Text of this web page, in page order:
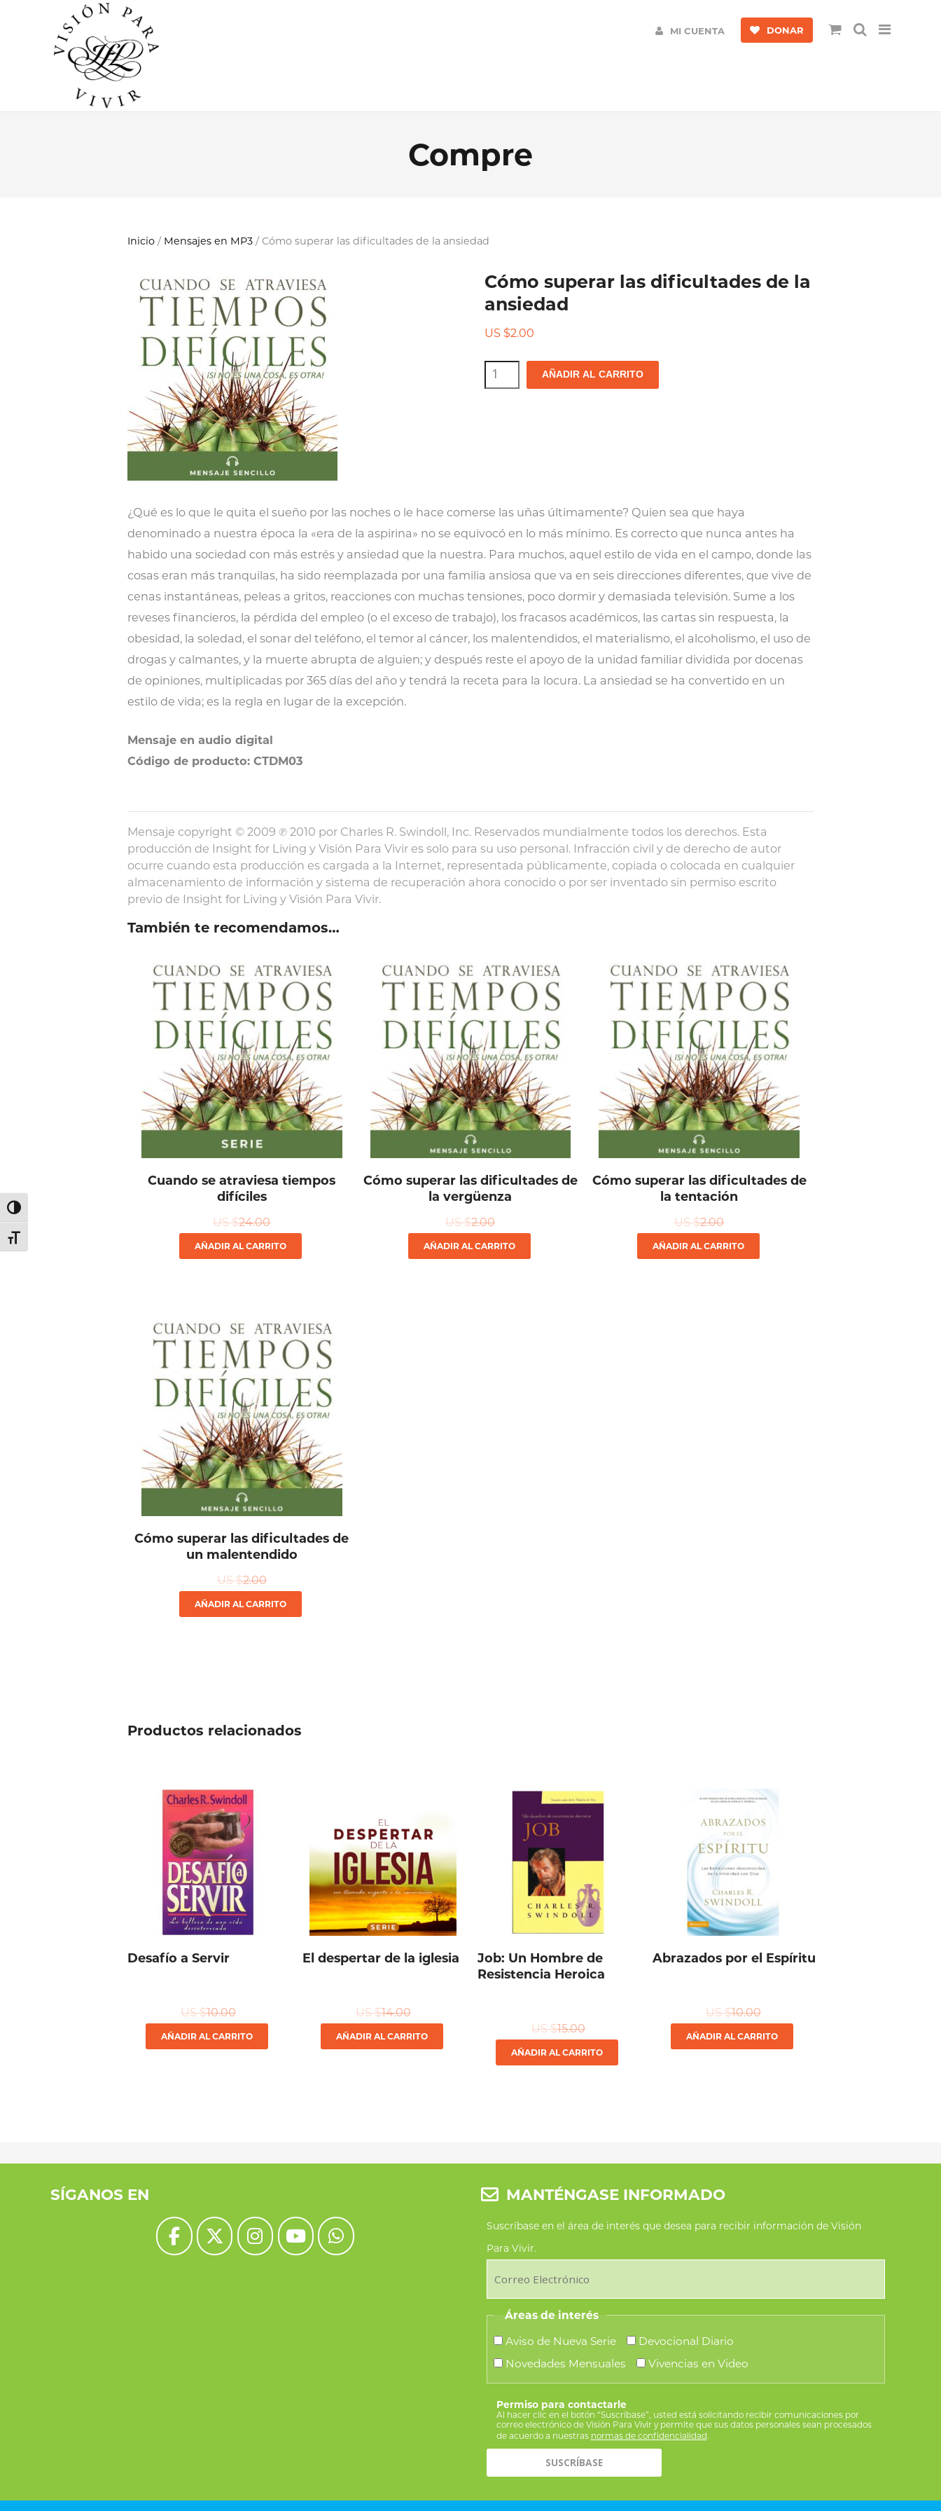
Alternar alto contraste
Alternar tamaño de letra
MI CUENTA DONAR
Compre
Inicio / Mensajes en MP3 / Cómo superar las dificultades de la ansiedad
Cómo superar las dificultades de la
ansiedad
US $2.00
Cómo
superar
ansiedad
cantidad
AÑADIR AL CARRITO
¿Qué es lo que le quita el sueño por las noches o le hace comerse las uñas últimamente? Quien sea que haya
denominado a nuestra época la «era de la aspirina» no se equivocó en lo más mínimo. Es correcto que nunca antes ha
habido una sociedad con más estrés y ansiedad que la nuestra. Para muchos, aquel estilo de vida en el campo, donde las
cosas eran más tranquilas, ha sido reemplazada por una familia ansiosa que va en seis direcciones diferentes, que vive de
cenas instantáneas, peleas a gritos, reacciones con muchas tensiones, poco dormir y demasiada televisión. Sume a los
reveses financieros, la pérdida del empleo (o el exceso de trabajo), los fracasos académicos, las cartas sin respuesta, la
obesidad, la soledad, el sonar del teléfono, el temor al cáncer, los malentendidos, el materialismo, el alcoholismo, el uso de
drogas y calmantes, y la muerte abrupta de alguien; y después reste el apoyo de la unidad familiar dividida por docenas
de opiniones, multiplicadas por 365 días del año y tendrá la receta para la locura. La ansiedad se ha convertido en un
estilo de vida; es la regla en lugar de la excepción.
Mensaje en audio digital
Código de producto: CTDM03
Mensaje copyright © 2009 ℗ 2010 por Charles R. Swindoll, Inc. Reservados mundialmente todos los derechos. Esta
producción de Insight for Living y Visión Para Vivir es solo para su uso personal. Infracción civil y de derecho de autor
ocurre cuando esta producción es cargada a la Internet, representada públicamente, copiada o colocada en cualquier
almacenamiento de información y sistema de recuperación ahora conocido o por ser inventado sin permiso escrito
previo de Insight for Living y Visión Para Vivir.
También te recomendamos…
Cuando se atraviesa tiempos
difíciles
US $24.00
AÑADIR AL CARRITO
Cómo superar las dificultades de
la vergüenza
US $2.00
AÑADIR AL CARRITO
Cómo superar las dificultades de
la tentación
US $2.00
AÑADIR AL CARRITO
Cómo superar las dificultades de
un malentendido
US $2.00
AÑADIR AL CARRITO
Productos relacionados
Desafío a Servir
US $10.00
AÑADIR AL CARRITO
El despertar de la iglesia
US $14.00
AÑADIR AL CARRITO
Job: Un Hombre de
Resistencia Heroica
US $15.00
AÑADIR AL CARRITO
Abrazados por el Espíritu
US $10.00
AÑADIR AL CARRITO
SÍGANOS EN MANTÉNGASE INFORMADO
Suscríbase en el área de interés que desea para recibir información de Visión
Para Vivir.
Áreas de interés
Aviso de Nueva Serie
Devocional Diario
Novedades Mensuales
Vivencias en Video
Permiso para contactarle
Al hacer clic en el botón “Suscríbase”, usted está solicitando recibir comunicaciones por
correo electrónico de Visión Para Vivir y permite que sus datos personales sean procesados
de acuerdo a nuestras normas de confidencialidad.